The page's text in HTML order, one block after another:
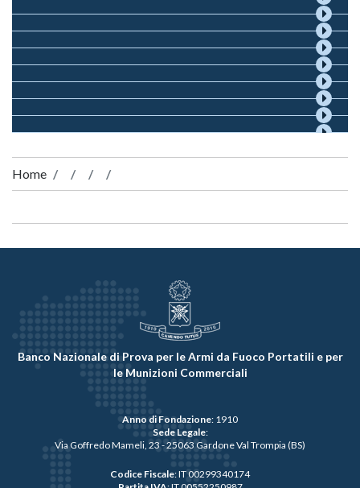
Home
Banco Nazionale di Prova per le Armi da Fuoco Portatili e per
le Munizioni Commerciali
Anno di Fondazione: 1910
Sede Legale:
Via Goffredo Mameli, 23 - 25063 Gardone Val Trompia (BS)
Codice Fiscale: IT 00299340174